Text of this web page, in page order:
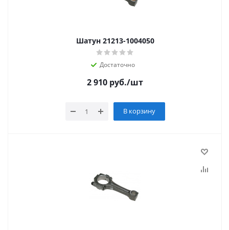
Шатун 21213-1004050
Достаточно
2 910 руб./шт
В корзину